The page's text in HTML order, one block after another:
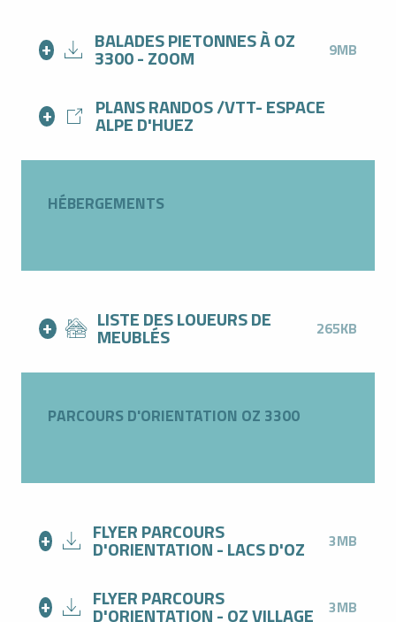
BALADES PIETONNES À OZ
3300 - ZOOM 9MB
PLANS RANDOS /VTT- ESPACE
ALPE D'HUEZ
HÉBERGEMENTS
LISTE DES LOUEURS DE
MEUBLÉS 265KB
PARCOURS D'ORIENTATION OZ 3300
FLYER PARCOURS
D'ORIENTATION - LACS D'OZ 3MB
FLYER PARCOURS
D'ORIENTATION - OZ VILLAGE 3MB